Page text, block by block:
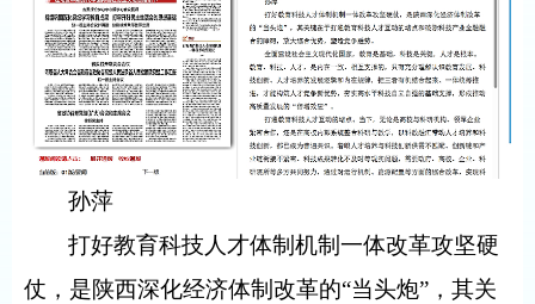
孙萍
打好教育科技人才体制机制一体改革攻坚硬
仗，是陕西深化经济体制改革的“当头炮”，其关